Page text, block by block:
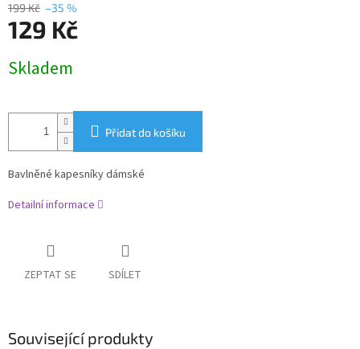
199 Kč –35 %
129 Kč
cena:
Skladem
Přidat do košíku
Bavlněné kapesníky dámské
Detailní informace
ZEPTAT SE SDÍLET
Související produkty